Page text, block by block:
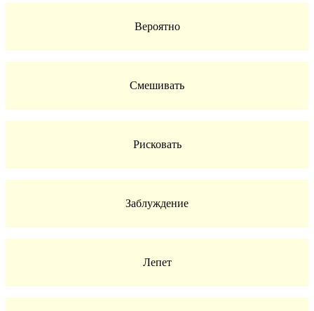
Вероятно
Смешивать
Рисковать
Заблуждение
Лепет